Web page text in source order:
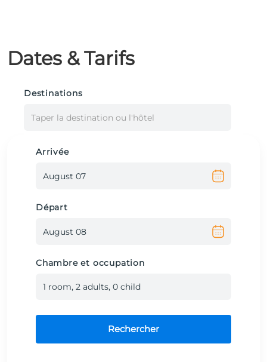
Dates & Tarifs
Destinations
Taper la destination ou l'hôtel
Arrivée
Départ
Chambre et occupation
1 room, 2 adults, 0 child
Rechercher